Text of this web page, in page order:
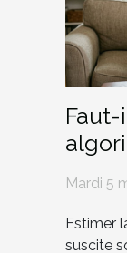
sa
Mardi 5
Estimer
suscite